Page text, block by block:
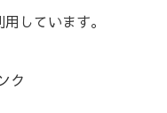
しています。
ク